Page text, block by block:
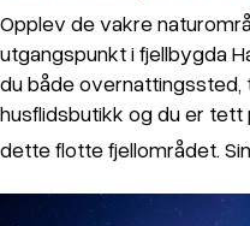
Opplev de vakre
utgangspunkt i fjellbygda
du både overnattingssted,
husflidsbutikk og du er tett
dette flotte fjellområdet.